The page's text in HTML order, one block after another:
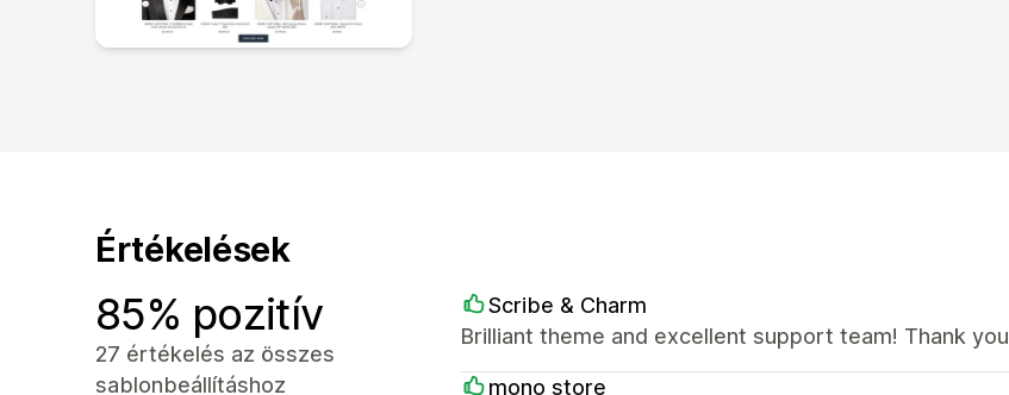
Értékelések
85% pozitív
27 értékelés az összes
sablonbeállításhoz
Scribe & Charm
Brilliant theme and excellent support team! Thank you
mono store